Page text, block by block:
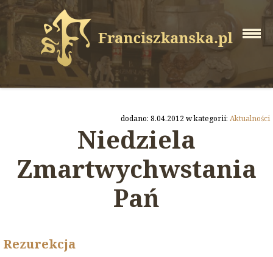
dodano: 8.04.2012 w kategorii: Aktualności
Niedziela
Zmartwychwstania
Pań
Rezurekcja